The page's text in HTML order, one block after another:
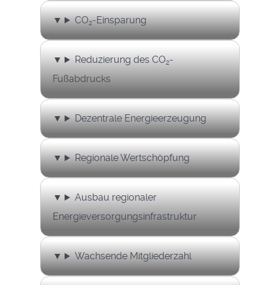
CO2-Einsparung
Reduzierung des CO2-
Fußabdrucks
Dezentrale Energieerzeugung
Regionale Wertschöpfung
Ausbau regionaler
Energieversorgungsinfrastruktur
Wachsende Mitgliederzahl